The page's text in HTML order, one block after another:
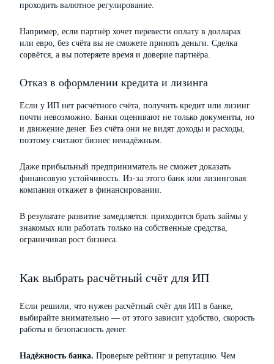
проходить валютное регулирование.
Например, если партнёр хочет перевести оплату в долларах
или евро, без счёта вы не сможете принять деньги. Сделка
сорвётся, а вы потеряете время и доверие партнёра.
Отказ в оформлении кредита и лизинга
Если у ИП нет расчётного счёта, получить кредит или лизинг
почти невозможно. Банки оценивают не только документы, но
и движение денег. Без счёта они не видят доходы и расходы,
поэтому считают бизнес ненадёжным.
Даже прибыльный предприниматель не сможет доказать
финансовую устойчивость. Из-за этого банк или лизинговая
компания откажет в финансировании.
В результате развитие замедляется: приходится брать займы у
знакомых или работать только на собственные средства,
ограничивая рост бизнеса.
Как выбрать расчётный счёт для ИП
Если решили, что нужен расчётный счёт для ИП в банке,
выбирайте внимательно — от этого зависит удобство, скорость
работы и безопасность денег.
Надёжность банка. Проверьте рейтинг и репутацию. Чем